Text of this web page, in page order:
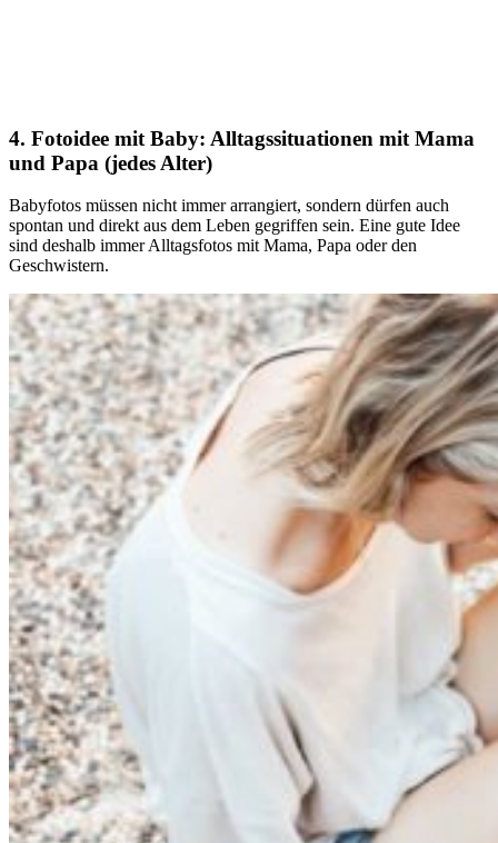
4. Fotoidee mit Baby: Alltagssituationen mit Mama
und Papa (jedes Alter)
Babyfotos müssen nicht immer arrangiert, sondern dürfen auch
spontan und direkt aus dem Leben gegriffen sein. Eine gute Idee
sind deshalb immer Alltagsfotos mit Mama, Papa oder den
Geschwistern.